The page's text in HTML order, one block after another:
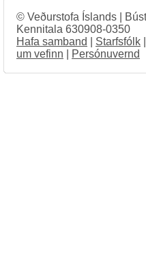
© Veðurstofa Íslands |
Kennitala 630908-0350
Hafa samband
Starfsfólk
um vefinn
Persónuvernd